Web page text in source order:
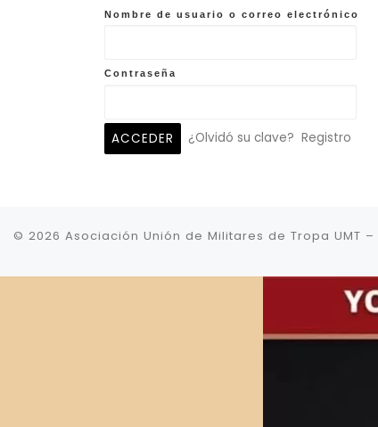
Nombre de usuario o correo electrónico
Contraseña
¿Olvidó su clave? Registro
© 2026 Asociación Unión de Militares de Tropa UMT –